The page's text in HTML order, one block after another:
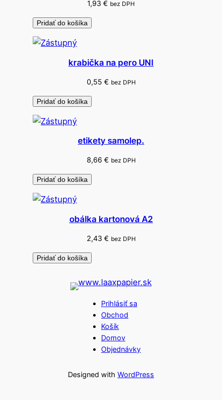
n
ý
d
k
d
A
1,93 € bez DPH
Pridať do košíka
krabička na pero UNI
0,55 € bez DPH
Pridať do košíka
etikety samolep.
8,66 € bez DPH
Pridať do košíka
obálka kartonová A2
2,43 € bez DPH
Pridať do košíka
Prihlásiť sa
Obchod
Košík
Domov
Objednávky
Designed with WordPress